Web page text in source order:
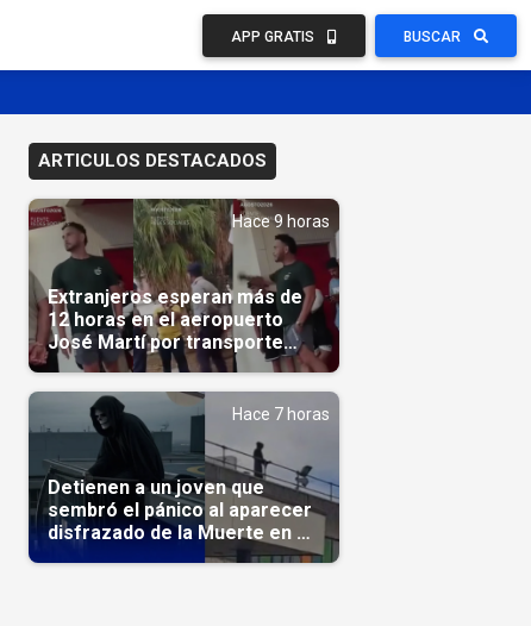
APP GRATIS BUSCAR
ARTICULOS DESTACADOS
Hace 9 horas
Extranjeros esperan más de
12 horas en el aeropuerto
José Martí por transporte
reservado semanas
antes(Video)
Hace 7 horas
Detienen a un joven que
sembró el pánico al aparecer
disfrazado de la Muerte en un